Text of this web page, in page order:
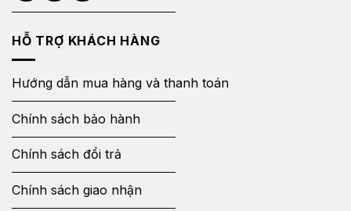
HỖ TRỢ KHÁCH HÀNG
Hướng dẫn mua hàng và thanh toán
Chính sách bảo hành
Chính sách đổi trả
Chính sách giao nhận